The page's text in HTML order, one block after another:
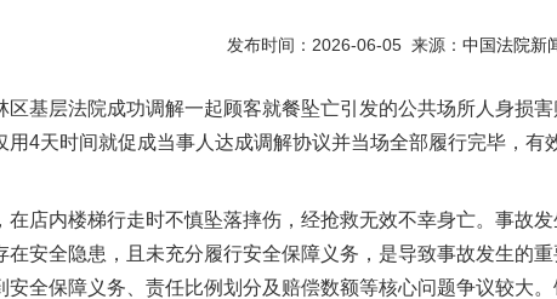
发布时间：2026-06-05 来源： 中国法院新
区基层法院成功调解一起顾客就餐坠亡引发的公共场所人身损
4天时间就促成当事人达成调解协议并当场全部履行完毕，有
内楼梯行走时不慎坠落摔伤，经抢救无效不幸身亡。事故发
安全隐患，且未充分履行安全保障义务，是导致事故发生的
全保障义务、责任比例划分及赔偿数额等核心问题争议较大